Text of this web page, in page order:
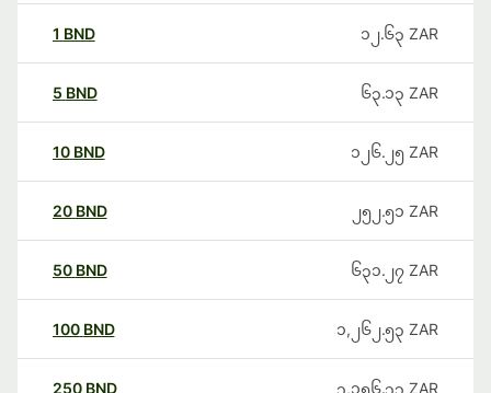
1 BND ၁၂.၆၃ ZAR
5 BND ၆၃.၁၃ ZAR
10 BND ၁၂၆.၂၅ ZAR
20 BND ၂၅၂.၅၁ ZAR
50 BND ၆၃၁.၂၇ ZAR
100 BND ၁,၂၆၂.၅၃ ZAR
250 BND ၃,၁၅၆.၃၃ ZAR